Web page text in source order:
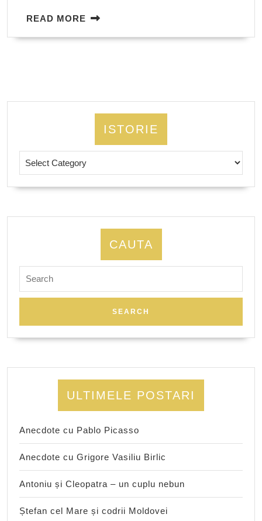
READ MORE READ
ISTORIE
CAUTA
for:
ULTIMELE POSTARI
Anecdote cu Pablo Picasso
Anecdote cu Grigore Vasiliu Birlic
Antoniu și Cleopatra – un cuplu nebun
Ștefan cel Mare și codrii Moldovei